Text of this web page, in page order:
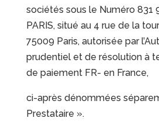
sociétés sous le Numéro 831
PARIS, situé au 4 rue de la
75009 Paris, autorisée par
prudentiel et de résolution à
de paiement FR- en France,
ci-après dénommées
Prestataire ».